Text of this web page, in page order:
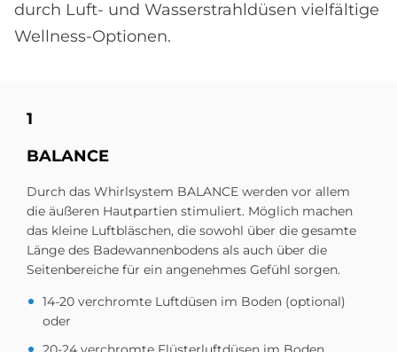
durch Luft- und Wasserstrahldüsen vielfältige
Wellness-Optionen.
1
BA­LAN­CE
Durch das Whirlsystem BALANCE werden vor allem
die äußeren Hautpartien stimuliert. Möglich machen
das kleine Luftbläschen, die sowohl über die gesamte
Länge des Badewannenbodens als auch über die
Seitenbereiche für ein angenehmes Gefühl sorgen.
14-20 verchromte Luftdüsen im Boden (optional)
oder